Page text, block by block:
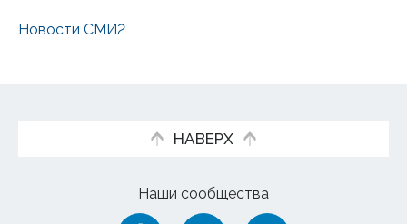
Новости СМИ2
НАВЕРХ
Наши сообщества